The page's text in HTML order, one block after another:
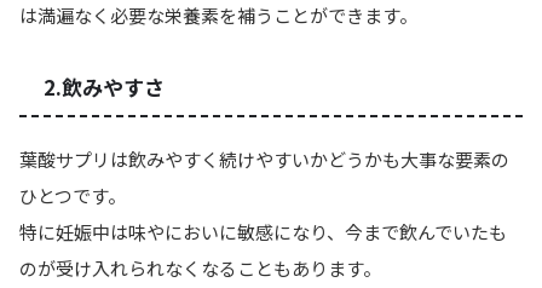
は満遍なく必要な栄養素を補うことができます。
2.飲みやすさ
葉酸サプリは飲みやすく続けやすいかどうかも大事な要素の
ひとつです。
特に妊娠中は味やにおいに敏感になり、今まで飲んでいたも
のが受け入れられなくなることもあります。